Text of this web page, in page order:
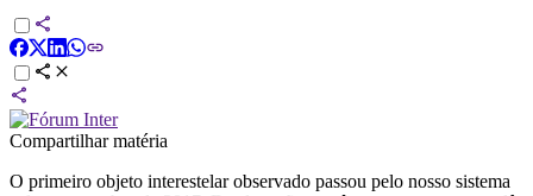
Compartilhar matéria
O primeiro objeto interestelar observado passou pelo nosso sistema